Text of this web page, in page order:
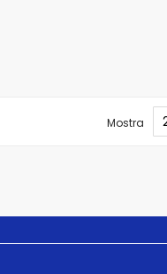
Mostra